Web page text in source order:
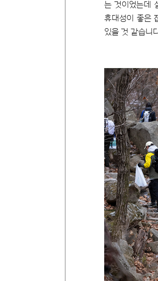
는 것이었는데
휴대성이 좋은
있을 것 같습니